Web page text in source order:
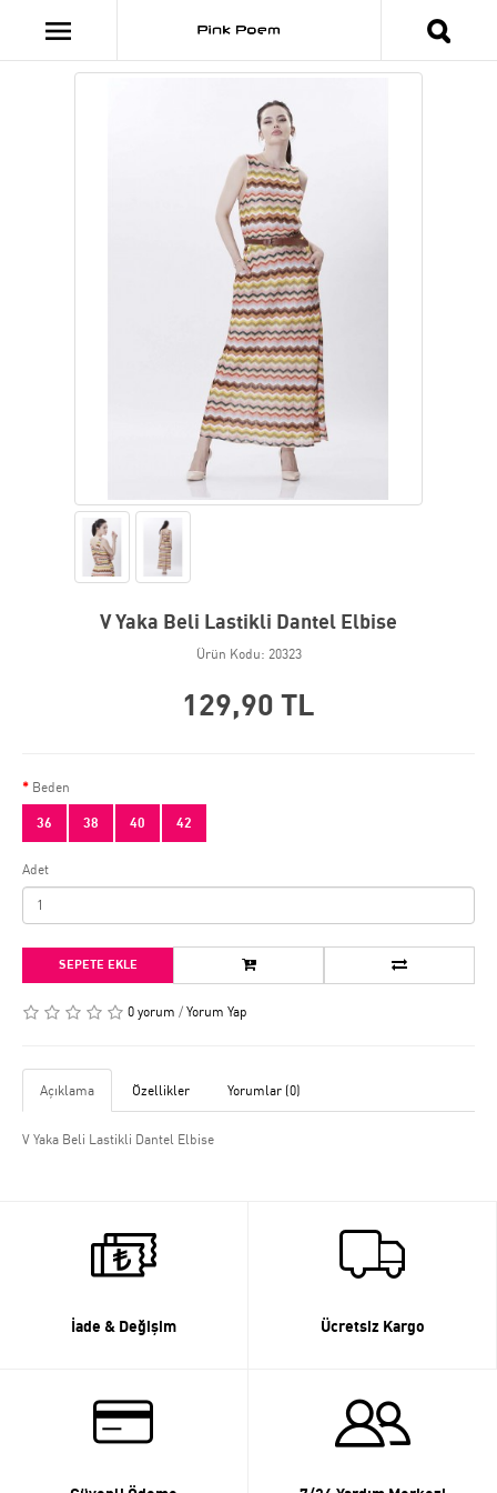
V Yaka Beli Lastikli Dantel Elbise
Ürün Kodu: 20323
129,90 TL
Beden
36 38 40 42
Adet
SEPETE EKLE
0 yorum / Yorum Yap
Açıklama Özellikler Yorumlar (0)
V Yaka Beli Lastikli Dantel Elbise
İade & Değişim Ücretsiz Kargo